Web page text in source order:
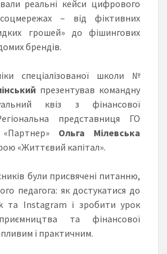
реальні кейси цифрового
– від фіктивних
грошей» до фішингових
брендів.
спеціалізованої школи №
презентував командну
квіз з фінансової
представниця ГО
Ольга Мілевська
«Життєвий капітал».
були присвячені питанню,
педагога: як достукатися до
та Instagram і зробити урок
та фінансової
і практичним.